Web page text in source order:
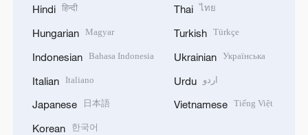
Hindi हिन्दी
Hungarian Magyar
Indonesian Bahasa Indonesia
Italian Italiano
Japanese 日本語
Korean 한국어
Thai ไทย
Turkish Türkçe
Ukrainian Українська
Urdu اردو
Vietnamese Tiếng Việt